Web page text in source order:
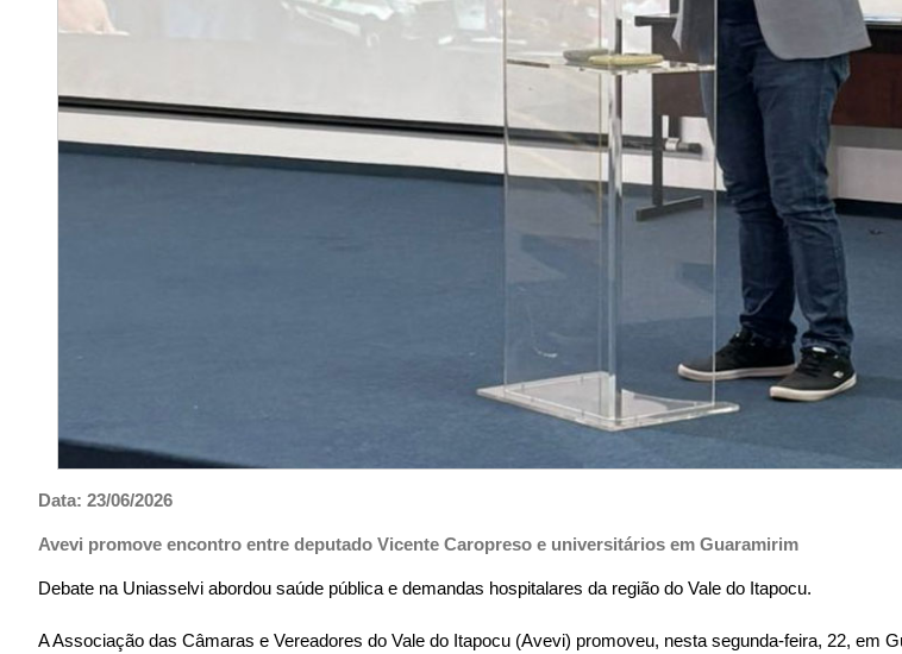
Data: 23/06/2026
Avevi promove encontro entre deputado Vicente Caropreso e universitários em Guaramirim
Debate na Uniasselvi abordou saúde pública e demandas hospitalares da região do Vale do Itapocu.
A Associação das Câmaras e Vereadores do Vale do Itapocu (Avevi) promoveu, nesta segunda-feira, 22, em